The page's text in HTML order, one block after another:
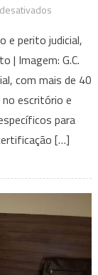
em
e
pedras
preciosas:
avaliação
‘amadora’
pode
prejuízo
e perito judicial,
| Imagem: G.C.
com mais de 40
no escritório e
para
[…]